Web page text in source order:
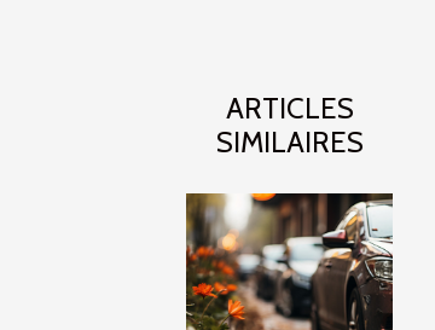
ARTICLES
SIMILAIRES